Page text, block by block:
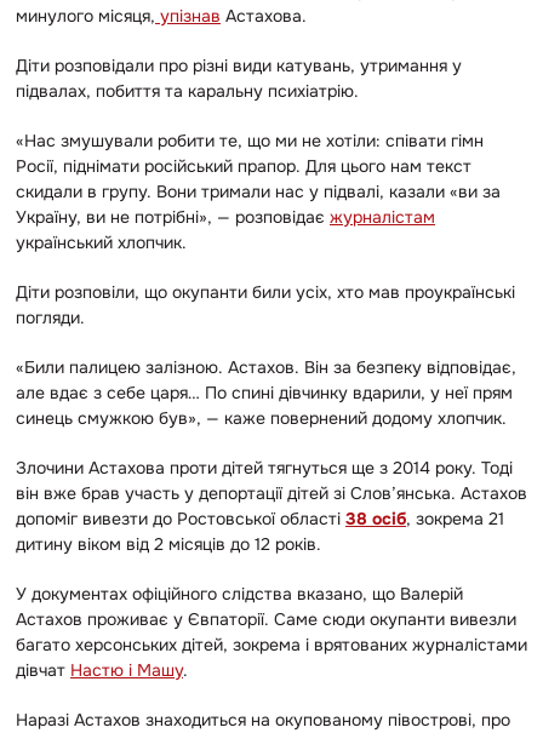
минулого місяця, упізнав Астахова.
Діти розповідали про різні види катувань, утримання у
підвалах, побиття та каральну психіатрію.
«Нас змушували робити те, що ми не хотіли: співати гімн
Росії, піднімати російський прапор. Для цього нам текст
скидали в групу. Вони тримали нас у підвалі, казали «ви за
Україну, ви не потрібні», — розповідає журналістам
український хлопчик.
Діти розповіли, що окупанти били усіх, хто мав проукраїнські
погляди.
«Били палицею залізною. Астахов. Він за безпеку відповідає,
але вдає з себе царя… По спині дівчинку вдарили, у неї прям
синець смужкою був», — каже повернений додому хлопчик.
Злочини Астахова проти дітей тягнуться ще з 2014 року. Тоді
він вже брав участь у депортації дітей зі Слов’янська. Астахов
допоміг вивезти до Ростовської області 38 осіб, зокрема 21
дитину віком від 2 місяців до 12 років.
У документах офіційного слідства вказано, що Валерій
Астахов проживає у Євпаторії. Саме сюди окупанти вивезли
багато херсонських дітей, зокрема і врятованих журналістами
дівчат Настю і Машу.
Наразі Астахов знаходиться на окупованому півострові, про